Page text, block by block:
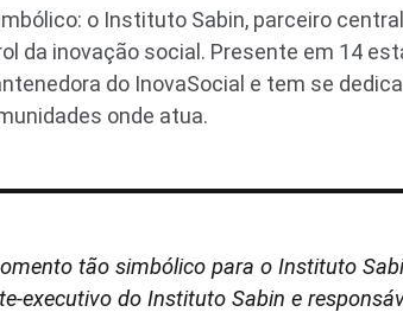
o Instituto Sabin, parceiro
da inovação social. Presente em 14
do InovaSocial e tem se
onde atua.
tão simbólico para o Instituto
executivo do Instituto Sabin e